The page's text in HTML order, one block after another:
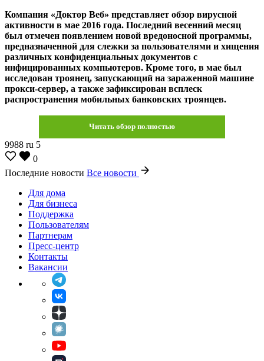
Компания «Доктор Веб» представляет обзор вирусной
активности в мае 2016 года. Последний весенний месяц
был отмечен появлением новой вредоносной программы,
предназначенной для слежки за пользователями и хищения
различных конфиденциальных документов с
инфицированных компьютеров. Кроме того, в мае был
исследован троянец, запускающий на зараженной машине
прокси-сервер, а также зафиксирован всплеск
распространения мобильных банковских троянцев.
Читать обзор полностью
9988 ru 5
0
Последние новости Все новости
Для дома
Для бизнеса
Поддержка
Пользователям
Партнерам
Пресс-центр
Контакты
Вакансии